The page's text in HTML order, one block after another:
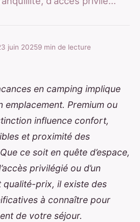
juin 20259 min de lecture
en camping implique
emplacement. Premium ou
influence confort,
et proximité des
ce soit en quête d’espace,
privilégié ou d’un
prix, il existe des
à connaître pour
de votre séjour.